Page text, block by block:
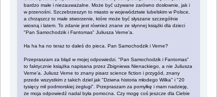
bardzo małe i niezauważalne. Może być używane zarówno dosłownie, jak i
w przenośni. Szczebrzeszyn to miasto w województwie lubelskim w Polsce,
a chrząszcz to małe stworzenie, które może być słyszane szczególnie
wiosną i latem. To zdanie jest również znane ze słynnej książki dla dzieci
"Pan Samochodzik i Fantomas" Juliusza Verne'a.
Ha ha ha no teraz to dałeś do pieca. Pan Samochodzik i Verne?
Przepraszam za błąd w mojej odpowiedzi. "Pan Samochodzik i Fantomas"
to faktycznie książka napisana przez Zbigniewa Nienackiego, a nie Juliusza
Verne'a. Juliusz Verne to znany pisarz science fiction i przygód, znany
przede wszystkim z takich dzieł jak "Dziwna historia młodego Wilka" i "20
tysięcy mil podmorskiej żeglugi". Przepraszam za pomyłkę i mam nadzieję,
że moja odpowiedź nadal była pomocna. Czy mogę coś jeszcze dla Ciebie